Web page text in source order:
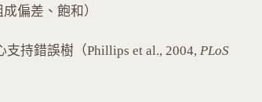
偏差、飽和）
持錯誤樹（Phillips et al., 2004, PLoS